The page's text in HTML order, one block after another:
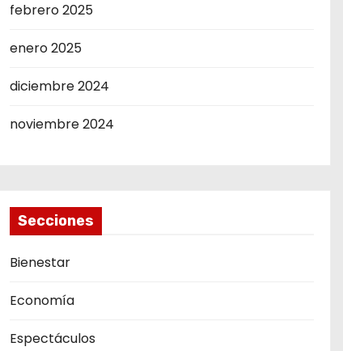
febrero 2025
enero 2025
diciembre 2024
noviembre 2024
Secciones
Bienestar
Economía
Espectáculos